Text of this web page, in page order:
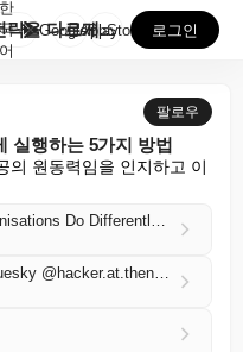
고성과 조직이 인력 전략을 다르게 실행하는 5가지 방법
한
어
GooglePlay
AppStore 로그인
팔로우
실행하는 5가지 방법
의 원동력임을 인지하고 이
5 Things High-Performing Organisations Do Differently With Their People Strategy
Hacker & Security News on Bluesky @hacker.at.thenote.app